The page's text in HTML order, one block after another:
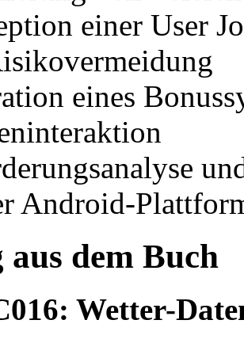
einer User
eines
Android-
aus dem Buch
Wetter-